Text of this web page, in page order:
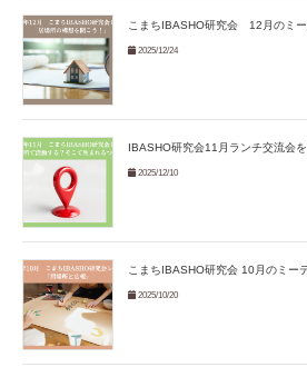
こまちIBASHO研究会 12月のミ
2025/12/24
IBASHO研究会11月ランチ交流会
2025/12/10
こまちIBASHO研究会 10月のミー
2025/10/20